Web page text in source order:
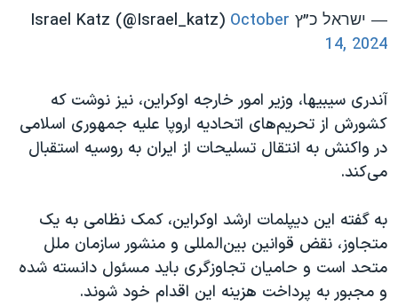
— ישראל כ”ץ Israel Katz (@Israel_katz) October
14, 2024
آندری سیبیها، وزیر امور خارجه اوکراین، نیز نوشت که
کشورش از تحریم‌های اتحادیه اروپا علیه جمهوری اسلامی
در واکنش به انتقال تسلیحات از ایران به روسیه استقبال
می‌کند.
به گفته این دیپلمات ارشد اوکراین، کمک نظامی به یک
متجاوز، نقض قوانین بین‌المللی و منشور سازمان ملل
متحد است و حامیان تجاوزگری باید مسئول دانسته شده
و مجبور به پرداخت هزینه این اقدام خود شوند.